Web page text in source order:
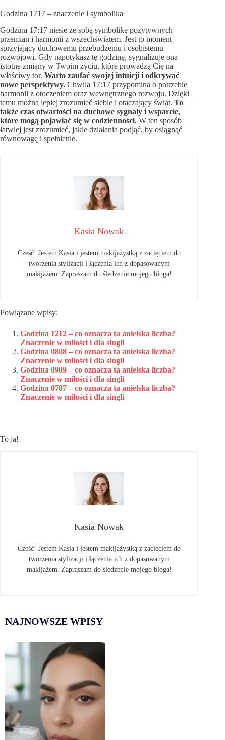
Godzina 1717 – znaczenie i symbolika
Godzina 17:17 niesie ze sobą symbolikę pozytywnych
przemian i harmonii z wszechświatem. Jest to moment
sprzyjający duchowemu przebudzeniu i osobistemu
rozwojowi. Gdy napotykasz tę godzinę, sygnalizuje ona
istotne zmiany w Twoim życiu, które prowadzą Cię na
właściwy tor. Warto zaufać swojej intuicji i odkrywać
nowe perspektywy. Chwila 17:17 przypomina o potrzebie
harmonii z otoczeniem oraz wewnętrznego rozwoju. Dzięki
temu można lepiej zrozumieć siebie i otaczający świat. To
także czas otwartości na duchowe sygnały i wsparcie,
które mogą pojawiać się w codzienności. W ten sposób
łatwiej jest zrozumieć, jakie działania podjąć, by osiągnąć
równowagę i spełnienie.
Kasia Nowak
Cześć! Jestem Kasia i jestem makijażystką z zacięciem do
tworzenia stylizacji i łączenia ich z dopasowanym
makijażem. Zapraszam do śledzenie mojego bloga!
Powiązane wpisy:
Godzina 1212 – co oznacza ta anielska liczba?
Znaczenie w miłości i dla singli
Godzina 0808 – co oznacza ta anielska liczba?
Znaczenie w miłości i dla singli
Godzina 0909 – co oznacza ta anielska liczba?
Znaczenie w miłości i dla singli
Godzina 0707 – co oznacza ta anielska liczba?
Znaczenie w miłości i dla singli
To ja!
Kasia Nowak
Cześć! Jestem Kasia i jestem makijażystką z zacięciem do
tworzenia stylizacji i łączenia ich z dopasowanym
makijażem. Zapraszam do śledzenie mojego bloga!
NAJNOWSZE WPISY